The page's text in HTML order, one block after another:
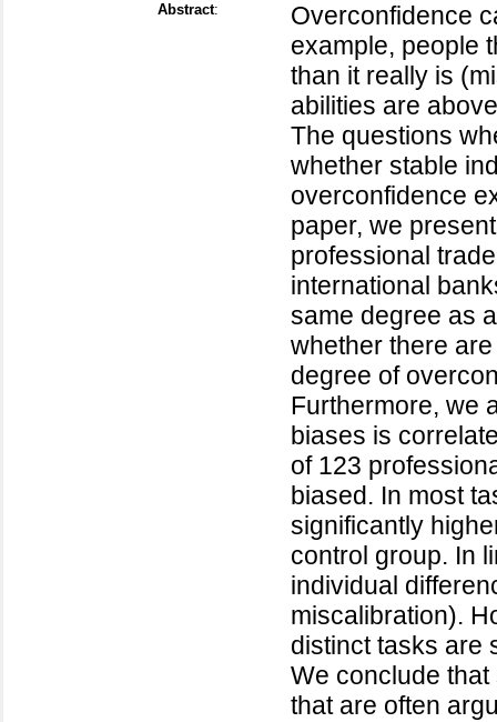
Abstract:
Overconfidence
example, people
than it really is
abilities are
The questions
whether stable
overconfidence
paper, we
professional
international
same degree as
whether there
degree of
Furthermore, we
biases is
of 123
biased. In most
significantly
control group. In
individual
miscalibration).
distinct tasks are
We conclude
that are often